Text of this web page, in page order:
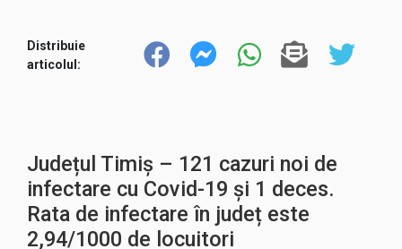
Distribuie
articolul:
Județul Timiș – 121 cazuri noi de
infectare cu Covid-19 și 1 deces.
Rata de infectare în județ este
2,94/1000 de locuitori